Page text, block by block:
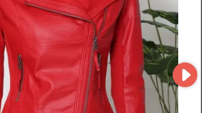
bağlantı platformunuz olarak, bu
doğrudan ve etkili bir iletişim kanalı
zarif koleksiyonlarıyla artırın.
kadın müşterilerinizin en
karşılamanızı sağlar ve hızla değişen
Güvenilir bir ortakla kalite ve stili